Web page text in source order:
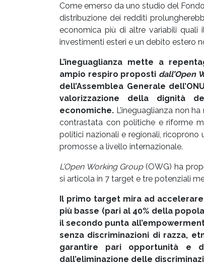
Come emerso da uno studio del
distribuzione dei redditi
economica più di altre variabili quali
investimenti esteri e un debito estero
L’ineguaglianza mette a
ampio respiro proposti dall’Open
dell’Assemblea Generale
valorizzazione della dignità
economiche. L’ineguaglianza non
contrastata con politiche e riforme
politici nazionali e regionali,
promosse a livello internazionale.
L’Open Working Group(OWG) ha
si articola in 7 target e tre potenziali
Il primo target mira ad
più basse (pari al 40% della
il secondo punta
senza discriminazioni di razza,
garantire pari opportunità e
dall’eliminazione delle